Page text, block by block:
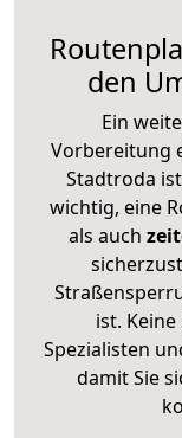
den
Ein
Vorbereitung
Stadtroda
wichtig, eine
als auch
ist.
Spezialisten
damit Sie